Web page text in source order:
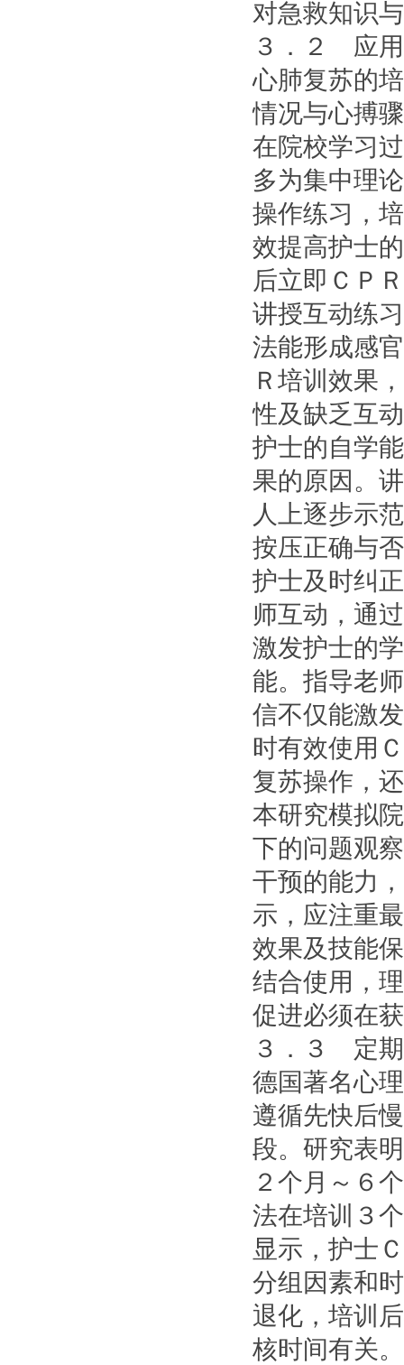
对急救知识
３．２ 应用
心肺复苏的
情况与心搏
在院校学习
多为集中理
操作练习，
效提高护士
后立即ＣＰ
讲授互动练
法能形成感
Ｒ培训效果
性及缺乏互
护士的自学
果的原因。
人上逐步示
按压正确与
护士及时纠
师互动，通
激发护士的
能。指导老
信不仅能激
时有效使用
复苏操作，
本研究模拟
下的问题观
干预的能力
示，应注重
效果及技能
结合使用，
促进必须在
３．３ 定
德国著名心
遵循先快后
段。研究表
２个月～６
法在培训３
显示，护士
分组因素和
退化，培训
核时间有关。